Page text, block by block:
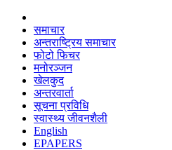
समाचार
अन्तराष्ट्रिय समाचार
फोटो फिचर
मनोरञ्जन
खेलकुद
अन्तरवार्ता
सूचना प्रविधि
स्वास्थ्य जीवनशैली
English
EPAPERS